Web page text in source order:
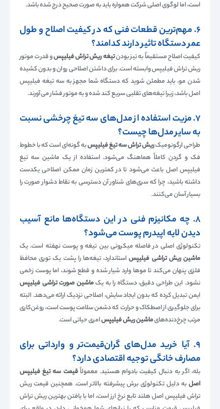
است، اما لوگوی اصلی شرکت همواره باید به صورت صحیح درج شده باشد.
۶. مهم‌ترین قطعات فنی که در کیفیت اصلاح و طول
عمر دستگاه تاثیر دارند کدامند؟
کیفیت اصلاح مستقیماً به تیز بودنتیغه ریش تراش فیلیپسو قدرت موتور
ریش تراش فیلیپس وابسته است. برای داشتن اصلاحی روان و بدون کشیده
شدن مو، باید مطمئن شوید که دستگاه شما مجهز به سه تیغه فیلیپس
اصل باشد، زیرا تیغه‌های تقلبی سریع کند شده و به موتور فشار می‌آورند.
۷. مزیت استفاده از مدل‌های سه تیغ چرخشی نسبت
به سایر مدل‌ها چیست؟
طراحی ارگونومیکریش تراش سه تیغ فیلیپسبه گونه‌ای است که با خطوط
فک و گردن کاملاً هماهنگ می‌شود. استفاده از یک ماشین سه تیغ
فیلیپس اصل باعث می‌شود تا در کمترین زمان ممکن اصلاحی یکدست
داشته باشید، چرا که سری‌های شناور آن دسترسی به نقاط دشوار صورت را
بسیار آسان می‌کنند.
۸. چه مکانیزم فنی در این دستگاه‌ها مانع آسیب
دیدن لایه اپیدرم پوست می‌شود؟
تکنولوژی اصلی در فاصله میکرونی بین تیغه و پوست نهفته است. یک
ماشین ریش تراشی فیلیپساستاندارد، تیغه‌ها را پشت یک توری محافظ
فلزی پنهان می‌کند تا موها وارد شیار شده و قطع شوند، اما پوست زخمی
نشود. این طراحی دقیق، دستگاه را به یکماشین صورت تراشی فیلیپس
ایمن تبدیل کرده که بدون ایجاد سایش، اصلاحی نزدیک ارائه می‌دهد. البته
برای جلوگیری از اصطکاک و حرارت که دشمن سلامت پوست است، روغن‌کاری
مرتب چرخ‌دنده‌هایماشین ریش فیلیپسامری حیاتی است.
۹. آیا خرید مدل‌های گران‌قیمت‌تر و وارداتی برای
مصارف خانگی توجیه اقتصادی دارد؟
بله، اگر به دنبال کیفیت بادوام هستید. معمولاًقیمت سه تیغ فیلیپس
اصل به دلیل تکنولوژی برش پیشرفته بالاتر است. همچنین قیمت ریش
تراش فیلیپس اصل هلند تابع نرخ ارز است، اما با یافتن بهترین ریش تراش